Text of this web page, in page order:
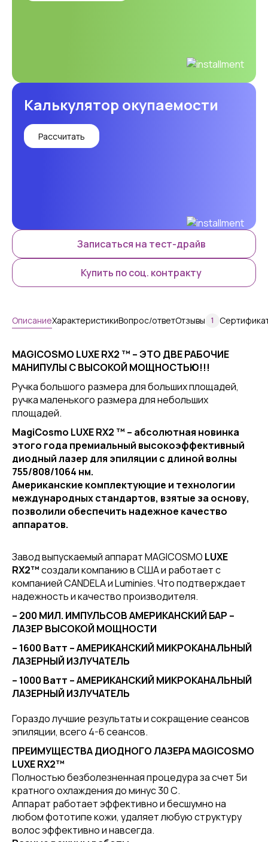
Калькулятор окупаемости
Рассчитать
Записаться на тест-драйв
Купить по соц. контракту
ОписаниеХарактеристикиВопрос/ответОтзывы 1
MAGICOSMO LUXE RX2 ™ – ЭТО ДВЕ РАБОЧИЕ
МАНИПУЛЫ С ВЫСОКОЙ МОЩНОСТЬЮ!!!
Ручка большого размера для больших площадей,
ручка маленького размера для небольших
площадей.
MagiCosmo LUXE RX2 ™ – абсолютная новинка
этого года премиальный высокоэффективный
диодный лазер для эпиляции с длиной волны
755/808/1064 нм.
Американские комплектующие и технологии
международных стандартов, взятые за основу,
позволили обеспечить надежное качество
аппаратов.
Завод выпускаемый аппарат MAGICOSMO LUXE
RX2™создали компанию в США и работает с
компанией CANDELA и Luminies. Что подтверждает
надежность и качество производителя.
– 200 МИЛ. ИМПУЛЬСОВ АМЕРИКАНСКИЙ БАР –
ЛАЗЕР ВЫСОКОЙ МОЩНОСТИ
– 1600 Ватт – АМЕРИКАНСКИЙ МИКРОКАНАЛЬНЫЙ
ЛАЗЕРНЫЙ ИЗЛУЧАТЕЛЬ
– 1000 Ватт – АМЕРИКАНСКИЙ МИКРОКАНАЛЬНЫЙ
ЛАЗЕРНЫЙ ИЗЛУЧАТЕЛЬ
Гораздо лучшие результаты и сокращение сеансов
эпиляции, всего 4-6 сеансов.
ПРЕИМУЩЕСТВА ДИОДНОГО ЛАЗЕРА MAGICOSMO
LUXERX2™
Полностью безболезненная процедура за счет 5и
кратного охлаждения до минус 30 С.
Аппарат работает эффективно и бесшумно на
любом фототипе кожи, удаляет любую структуру
волос эффективно и навсегда.